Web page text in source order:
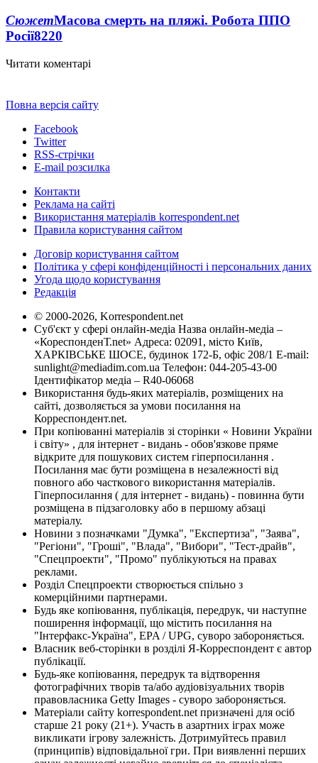
СюжетМасова смерть на пляжі. Робота ППО
Росії8220
Читати коментарі
Повна версія сайту
Facebook
Twitter
RSS-стрічки
E-mail розсилка
Контакти
Реклама на сайті
Використання матеріалів korrespondent.net
Правила користування сайтом
Договір користування сайтом
Політика у сфері конфіденційності і персональних даних
Угода щодо користування
Редакція
© 2000-2026, Korrespondent.net
Суб'єкт у сфері онлайн-медіа Назва онлайн-медіа –
«КореспонденТ.net» Адреса: 02091, місто Київ,
ХАРКІВСЬКЕ ШОСЕ, будинок 172-Б, офіс 208/1 E-mail:
sunlight@mediadim.com.ua Телефон: 044-205-43-00
Ідентифікатор медіа – R40-06068
Використання будь-яких матеріалів, розміщених на
сайті, дозволяється за умови посилання на
Корреспондент.net.
При копіюванні матеріалів зі сторінки « Новини України
і світу» , для інтернет - видань - обов'язкове пряме
відкрите для пошукових систем гіперпосилання .
Посилання має бути розміщена в незалежності від
повного або часткового використання матеріалів.
Гіперпосилання ( для інтернет - видань) - повинна бути
розміщена в підзаголовку або в першому абзаці
матеріалу.
Новини з позначками "Думка", "Експертиза", "Заява",
"Регіони", "Гроші", "Влада", "Вибори", "Тест-драйв",
"Спецпроекти", "Промо" публікуються на правах
реклами.
Розділ Спецпроекти створюється спільно з
комерційними партнерами.
Будь яке копіювання, публікація, передрук, чи наступне
поширення інформації, що містить посилання на
"Інтерфакс-Україна", EPA / UPG, суворо забороняється.
Власник веб-сторінки в розділі Я-Корреспондент є автор
публікації.
Будь-яке копіювання, передрук та відтворення
фотографічних творів та/або аудіовізуальних творів
правовласника Getty Images - суворо забороняється.
Матеріали сайту korrespondent.net призначені для осіб
старше 21 року (21+). Участь в азартних іграх може
викликати ігрову залежність. Дотримуйтесь правил
(принципів) відповідальної гри. При виявленні перших